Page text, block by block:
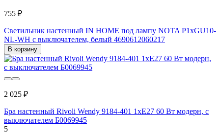
755 ₽
Светильник настенный IN HOME под лампу NOTA P1хGU10-
NL-WH с выключателем, белый 4690612060217
В корзину
2 025 ₽
Бра настенный Rivoli Wendy 9184-401 1хЕ27 60 Вт модерн, с
выключателем Б0069945
5